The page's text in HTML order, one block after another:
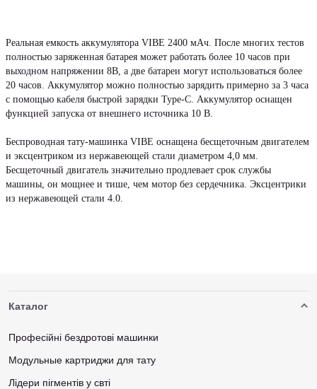
Реальная емкость аккумулятора VIBE 2400 мАч. После многих тестов
полностью заряженная батарея может работать более 10 часов при
выходном напряжении 8В, а две батареи могут использоваться более
20 часов. Аккумулятор можно полностью зарядить примерно за 3 часа
с помощью кабеля быстрой зарядки Type-C. Аккумулятор оснащен
функцией запуска от внешнего источника 10 В.
Беспроводная тату-машинка VIBE оснащена бесщеточным двигателем
и эксцентриком из нержавеющей стали диаметром 4,0 мм.
Бесщеточный двигатель значительно продлевает срок службы
машины, он мощнее и тише, чем мотор без сердечника. Эксцентрики
из нержавеющей стали 4.0.
Каталог
Професійні бездротові машинки
Модульные картриджи для тату
Лідери пігментів у свті